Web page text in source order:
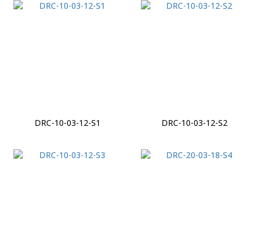
DRC-10-03-12-S1 DRC-10-03-12-S2